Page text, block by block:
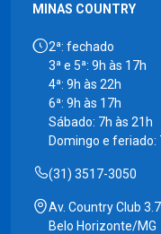
MINAS COUNTRY
2ª: fechado
3ª e 5ª: 9h às 17h
4ª: 9h às 22h
6ª: 9h às 17h
Sábado: 7h às 21h
Domingo e feriado:
(31) 3517-3050
Av. Country Club
Belo Horizonte/MG